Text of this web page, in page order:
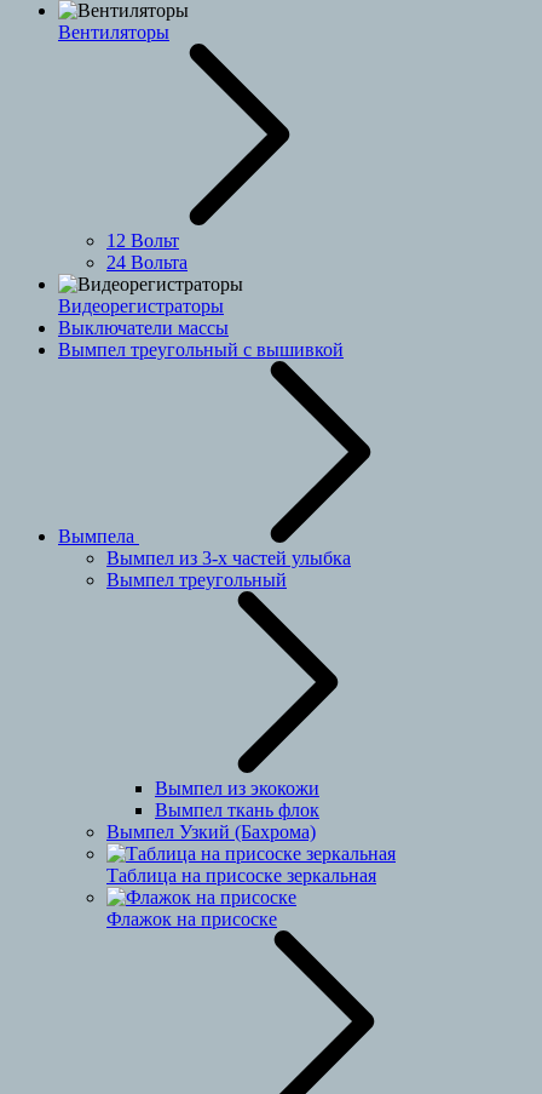
Вентиляторы
12 Вольт
24 Вольта
Видеорегистраторы
Выключатели массы
Вымпел треугольный с вышивкой
Вымпела
Вымпел из 3-х частей улыбка
Вымпел треугольный
Вымпел из экокожи
Вымпел ткань флок
Вымпел Узкий (Бахрома)
Таблица на присоске зеркальная
Флажок на присоске